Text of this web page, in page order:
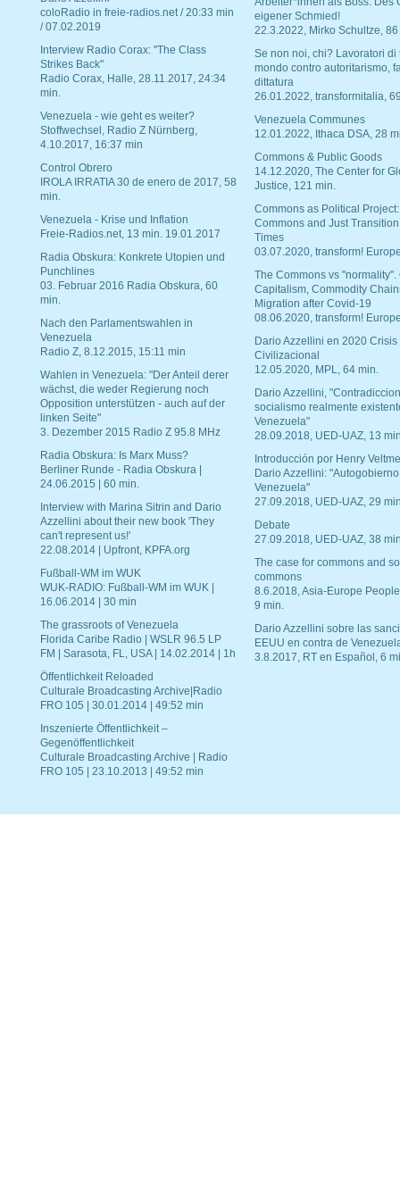
coloRadio in freie-radios.net / 20:33 min
/ 07.02.2019
Interview Radio Corax: "The Class
Strikes Back"
Radio Corax, Halle, 28.11.2017, 24:34
min.
Venezuela - wie geht es weiter?
Stoffwechsel, Radio Z Nürnberg,
4.10.2017, 16:37 min
Control Obrero
IROLA IRRATIA 30 de enero de 2017, 58
min.
Venezuela - Krise und Inflation
Freie-Radios.net, 13 min. 19.01.2017
Radia Obskura: Konkrete Utopien und
Punchlines
03. Februar 2016 Radia Obskura, 60
min.
Nach den Parlamentswahlen in
Venezuela
Radio Z, 8.12.2015, 15:11 min
Wahlen in Venezuela: "Der Anteil derer
wächst, die weder Regierung noch
Opposition unterstützen - auch auf der
linken Seite"
3. Dezember 2015 Radio Z 95.8 MHz
Radia Obskura: Is Marx Muss?
Berliner Runde - Radia Obskura |
24.06.2015 | 60 min.
Interview with Marina Sitrin and Dario
Azzellini about their new book 'They
can't represent us!'
22.08.2014 | Upfront, KPFA.org
Fußball-WM im WUK
WUK-RADIO: Fußball-WM im WUK |
16.06.2014 | 30 min
The grassroots of Venezuela
Florida Caribe Radio | WSLR 96.5 LP
FM | Sarasota, FL, USA | 14.02.2014 | 1h
Öffentlichkeit Reloaded
Culturale Broadcasting Archive|Radio
FRO 105 | 30.01.2014 | 49:52 min
Inszenierte Öffentlichkeit –
Gegenöffentlichkeit
Culturale Broadcasting Archive | Radio
FRO 105 | 23.10.2013 | 49:52 min
eigener Schmied!
22.3.2022, Mirko Schultze, 86
Se non noi, chi? Lavoratori di
mondo contro autoritarismo,
dittatura
26.01.2022, transformitalia,
Venezuela Communes
12.01.2022, Ithaca DSA, 28
Commons & Public Goods
14.12.2020, The Center for
Justice, 121 min.
Commons as Political Project:
Commons and Just
Times
03.07.2020, transform!
The Commons vs "normality".
Capitalism, Commodity
Migration after Covid-19
08.06.2020, transform!
Dario Azzellini en 2020 Crisis
Civilizacional
12.05.2020, MPL, 64 min.
Dario Azzellini,
socialismo realmente
Venezuela"
28.09.2018, UED-UAZ, 13
Introducción por Henry
Dario Azzellini:
Venezuela"
27.09.2018, UED-UAZ, 29
Debate
27.09.2018, UED-UAZ, 38
The case for commons and
commons
8.6.2018, Asia-Europe
9 min.
Dario Azzellini sobre las
EEUU en contra de
3.8.2017, RT en Español, 6